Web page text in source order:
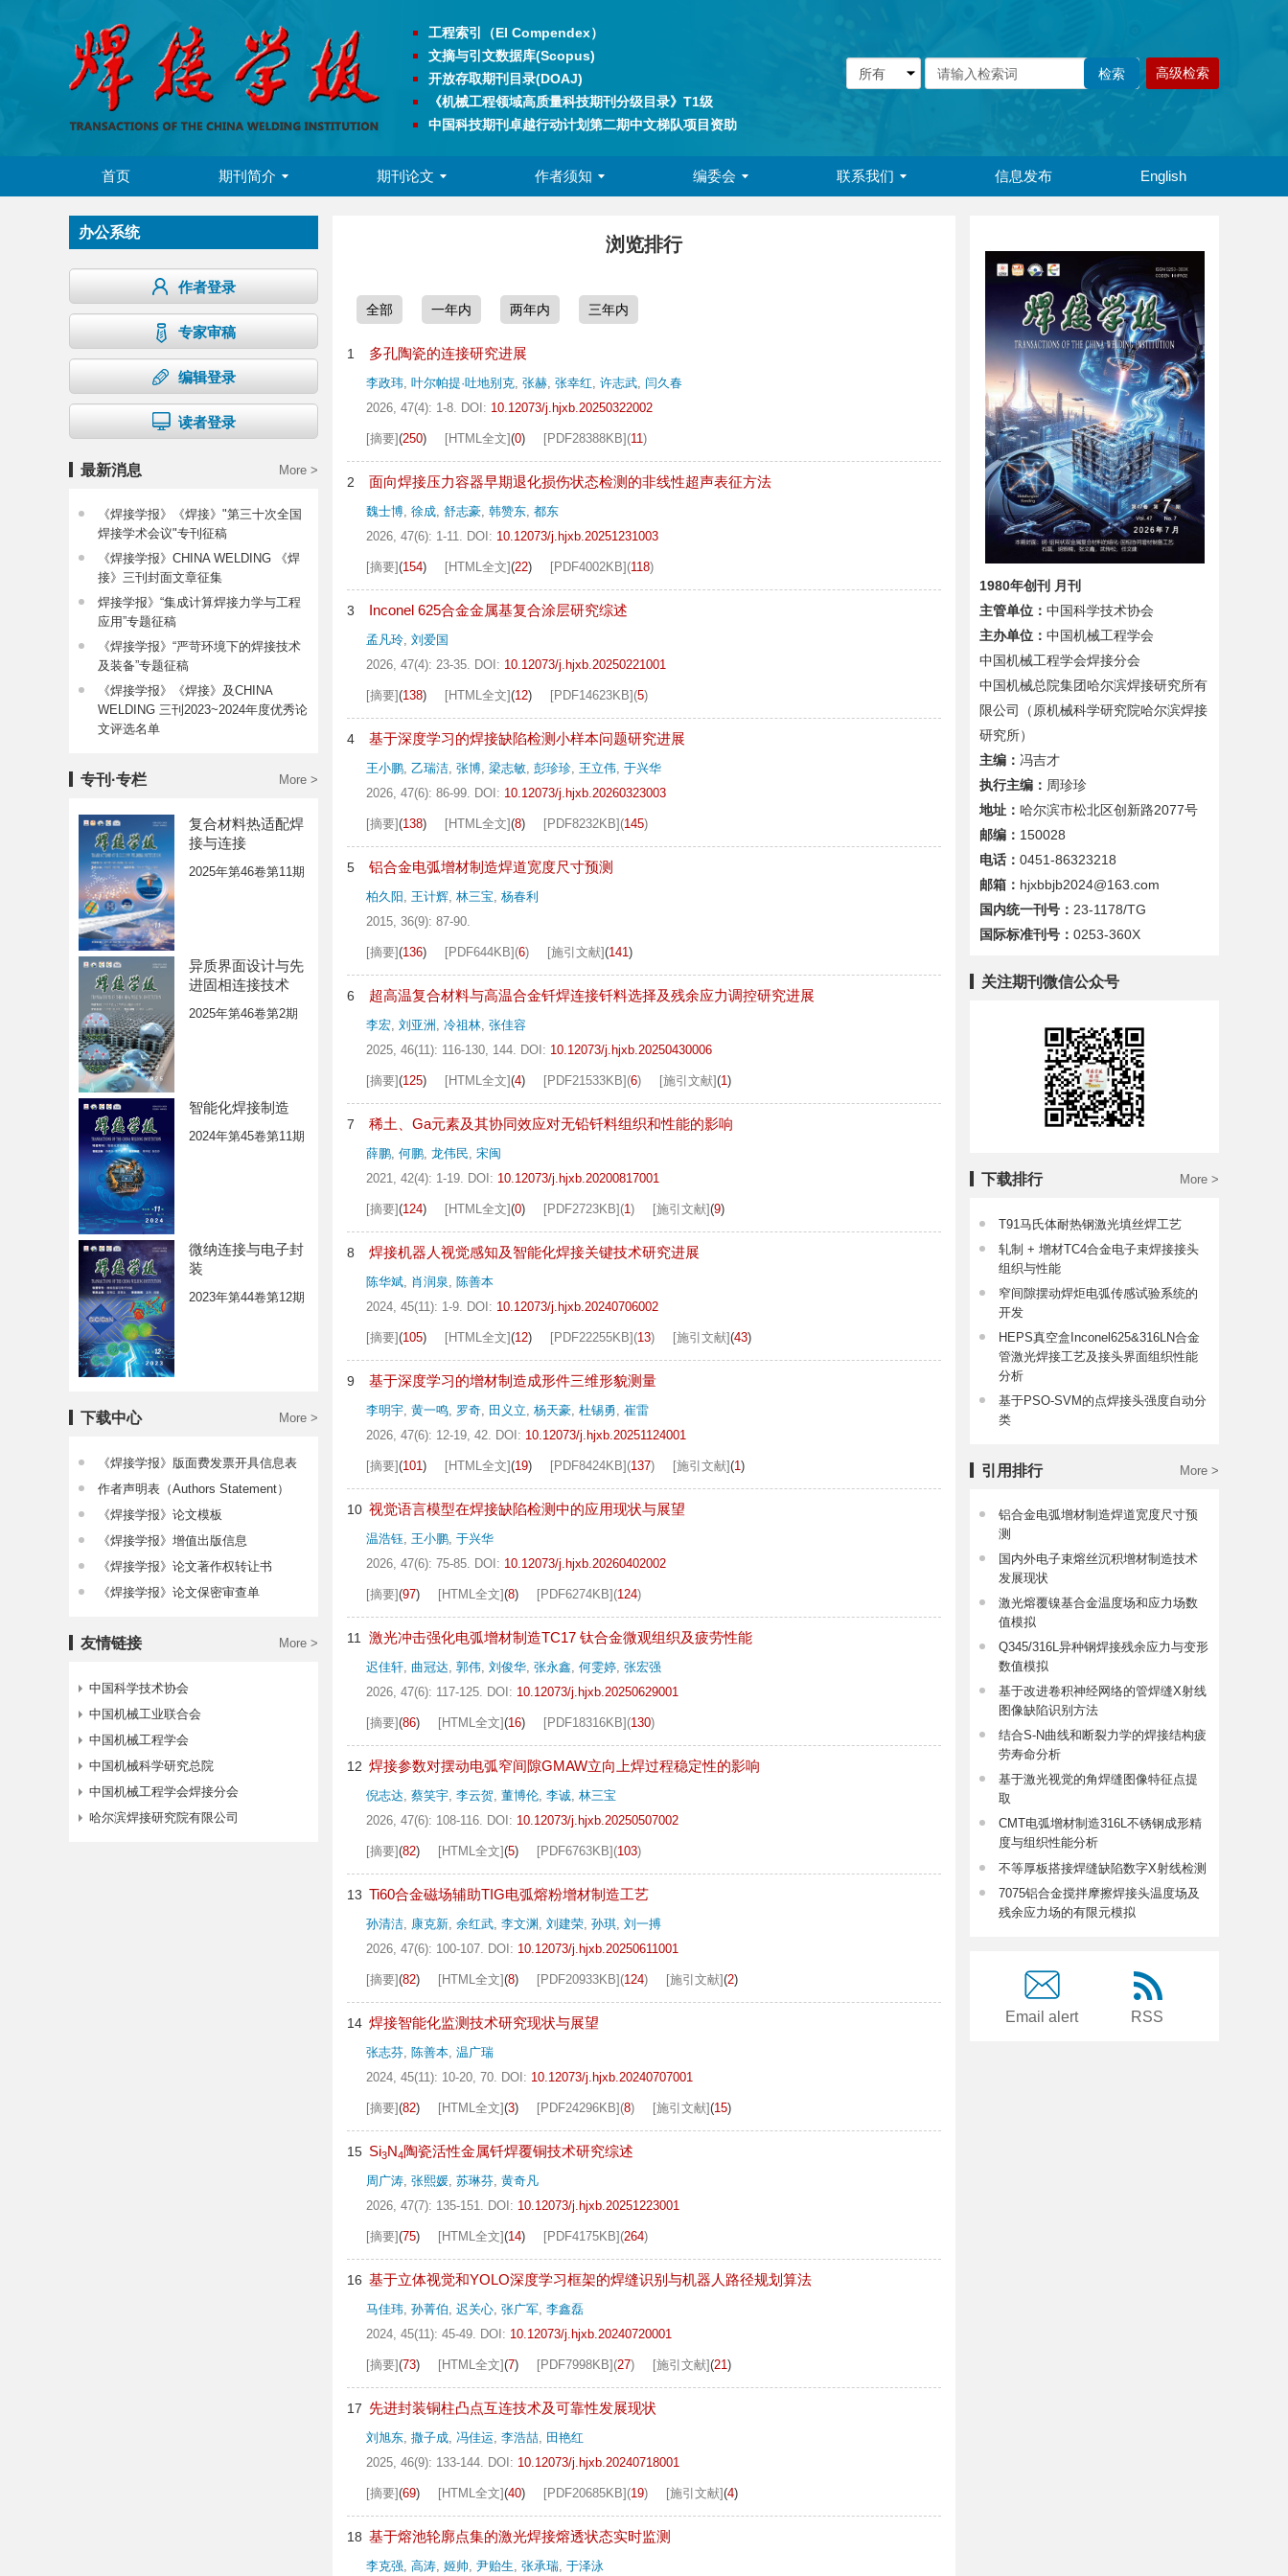
工程索引（EI Compendex）
文摘与引文数据库(Scopus)
开放存取期刊目录(DOAJ)
《机械工程领域高质量科技期刊分级目录》T1级
中国科技期刊卓越行动计划第二期中文梯队项目资助
高级检索
首页 期刊简介 期刊论文 作者须知 编委会 联系我们 信息发布 English
办公系统
作者登录
专家审稿
编辑登录
读者登录
最新消息 More >
《焊接学报》《焊接》"第三十次全国
焊接学术会议"专刊征稿
《焊接学报》CHINA WELDING 《焊
接》三刊封面文章征集
焊接学报》“集成计算焊接力学与工程
应用”专题征稿
《焊接学报》“严苛环境下的焊接技术
及装备”专题征稿
《焊接学报》《焊接》及CHINA
WELDING 三刊2023~2024年度优秀论
文评选名单
专刊·专栏 More >
复合材料热适配焊
接与连接
2025年第46卷第11期
异质界面设计与先
进固相连接技术
2025年第46卷第2期
智能化焊接制造
2024年第45卷第11期
微纳连接与电子封
装
2023年第44卷第12期
下载中心 More >
《焊接学报》版面费发票开具信息表
作者声明表（Authors Statement）
《焊接学报》论文模板
《焊接学报》增值出版信息
《焊接学报》论文著作权转让书
《焊接学报》论文保密审查单
友情链接 More >
中国科学技术协会
中国机械工业联合会
中国机械工程学会
中国机械科学研究总院
中国机械工程学会焊接分会
哈尔滨焊接研究院有限公司
浏览排行
全部 一年内 两年内 三年内
1 多孔陶瓷的连接研究进展
李政玮, 叶尔帕提·吐地别克, 张赫, 张幸红, 许志武, 闫久春
2026, 47(4): 1-8. DOI: 10.12073/j.hjxb.20250322002
[摘要](250) [HTML全文](0) [PDF28388KB] (11)
2 面向焊接压力容器早期退化损伤状态检测的非线性超声表征方法
魏士博, 徐成, 舒志豪, 韩赞东, 都东
2026, 47(6): 1-11. DOI: 10.12073/j.hjxb.20251231003
[摘要](154) [HTML全文](22) [PDF4002KB] (118)
3 Inconel 625合金金属基复合涂层研究综述
孟凡玲, 刘爱国
2026, 47(4): 23-35. DOI: 10.12073/j.hjxb.20250221001
[摘要](138) [HTML全文](12) [PDF14623KB] (5)
4 基于深度学习的焊接缺陷检测小样本问题研究进展
王小鹏, 乙瑞洁, 张博, 梁志敏, 彭珍珍, 王立伟, 于兴华
2026, 47(6): 86-99. DOI: 10.12073/j.hjxb.20260323003
[摘要](138) [HTML全文](8) [PDF8232KB] (145)
5 铝合金电弧增材制造焊道宽度尺寸预测
柏久阳 , 王计辉, 林三宝, 杨春利
2015, 36(9): 87-90.
[摘要](136) [PDF644KB] (6) [施引文献](141)
6 超高温复合材料与高温合金钎焊连接钎料选择及残余应力调控研究进展
李宏, 刘亚洲 , 冷祖林, 张佳容
2025, 46(11): 116-130, 144. DOI: 10.12073/j.hjxb.20250430006
[摘要](125) [HTML全文](4) [PDF21533KB] (6) [施引文献](1)
7 稀土、Ga元素及其协同效应对无铅钎料组织和性能的影响
薛鹏, 何鹏, 龙伟民, 宋闽
2021, 42(4): 1-19. DOI: 10.12073/j.hjxb.20200817001
[摘要](124) [HTML全文](0) [PDF2723KB] (1) [施引文献](9)
8 焊接机器人视觉感知及智能化焊接关键技术研究进展
陈华斌, 肖润泉, 陈善本
2024, 45(11): 1-9. DOI: 10.12073/j.hjxb.20240706002
[摘要](105) [HTML全文](12) [PDF22255KB] (13) [施引文献](43)
9 基于深度学习的增材制造成形件三维形貌测量
李明宇, 黄一鸣, 罗奇, 田义立, 杨天豪, 杜锡勇, 崔雷
2026, 47(6): 12-19, 42. DOI: 10.12073/j.hjxb.20251124001
[摘要](101) [HTML全文](19) [PDF8424KB] (137) [施引文献](1)
10 视觉语言模型在焊接缺陷检测中的应用现状与展望
温浩钰, 王小鹏, 于兴华
2026, 47(6): 75-85. DOI: 10.12073/j.hjxb.20260402002
[摘要](97) [HTML全文](8) [PDF6274KB] (124)
11 激光冲击强化电弧增材制造TC17 钛合金微观组织及疲劳性能
迟佳轩, 曲冠达, 郭伟, 刘俊华, 张永鑫, 何雯婷, 张宏强
2026, 47(6): 117-125. DOI: 10.12073/j.hjxb.20250629001
[摘要](86) [HTML全文](16) [PDF18316KB] (130)
12 焊接参数对摆动电弧窄间隙GMAW立向上焊过程稳定性的影响
倪志达, 蔡笑宇, 李云贺, 董博伦, 李诚, 林三宝
2026, 47(6): 108-116. DOI: 10.12073/j.hjxb.20250507002
[摘要](82) [HTML全文](5) [PDF6763KB] (103)
13 Ti60合金磁场辅助TIG电弧熔粉增材制造工艺
孙清洁, 康克新, 余红武, 李文渊 , 刘建荣, 孙琪, 刘一搏
2026, 47(6): 100-107. DOI: 10.12073/j.hjxb.20250611001
[摘要](82) [HTML全文](8) [PDF20933KB] (124) [施引文献](2)
14 焊接智能化监测技术研究现状与展望
张志芬, 陈善本, 温广瑞
2024, 45(11): 10-20, 70. DOI: 10.12073/j.hjxb.20240707001
[摘要](82) [HTML全文](3) [PDF24296KB] (8) [施引文献](15)
15 Si3N4陶瓷活性金属钎焊覆铜技术研究综述
周广涛, 张熙媛, 苏琳芬, 黄奇凡
2026, 47(7): 135-151. DOI: 10.12073/j.hjxb.20251223001
[摘要](75) [HTML全文](14) [PDF4175KB] (264)
16 基于立体视觉和YOLO深度学习框架的焊缝识别与机器人路径规划算法
马佳玮, 孙菁伯, 迟关心, 张广军, 李鑫磊
2024, 45(11): 45-49. DOI: 10.12073/j.hjxb.20240720001
[摘要](73) [HTML全文](7) [PDF7998KB] (27) [施引文献](21)
17 先进封装铜柱凸点互连技术及可靠性发展现状
刘旭东, 撒子成, 冯佳运, 李浩喆, 田艳红
2025, 46(9): 133-144. DOI: 10.12073/j.hjxb.20240718001
[摘要](69) [HTML全文](40) [PDF20685KB] (19) [施引文献](4)
18 基于熔池轮廓点集的激光焊接熔透状态实时监测
李克强, 高涛, 姬帅, 尹贻生, 张承瑞, 于泽泳
1980年创刊 月刊
主管单位： 中国科学技术协会
主办单位： 中国机械工程学会
中国机械工程学会焊接分会
中国机械总院集团哈尔滨焊接研究所有
限公司（原机械科学研究院哈尔滨焊接
研究所）
主编： 冯吉才
执行主编： 周珍珍
地址： 哈尔滨市松北区创新路2077号
邮编： 150028
电话： 0451-86323218
邮箱： hjxbbjb2024@163.com
国内统一刊号： 23-1178/TG
国际标准刊号： 0253-360X
关注期刊微信公众号
下载排行 More >
T91马氏体耐热钢激光填丝焊工艺
轧制 + 增材TC4合金电子束焊接接头
组织与性能
窄间隙摆动焊炬电弧传感试验系统的
开发
HEPS真空盒Inconel625&316LN合金
管激光焊接工艺及接头界面组织性能
分析
基于PSO-SVM的点焊接头强度自动分
类
引用排行 More >
铝合金电弧增材制造焊道宽度尺寸预
测
国内外电子束熔丝沉积增材制造技术
发展现状
激光熔覆镍基合金温度场和应力场数
值模拟
Q345/316L异种钢焊接残余应力与变形
数值模拟
基于改进卷积神经网络的管焊缝X射线
图像缺陷识别方法
结合S-N曲线和断裂力学的焊接结构疲
劳寿命分析
基于激光视觉的角焊缝图像特征点提
取
CMT电弧增材制造316L不锈钢成形精
度与组织性能分析
不等厚板搭接焊缝缺陷数字X射线检测
7075铝合金搅拌摩擦焊接头温度场及
残余应力场的有限元模拟
Email alert RSS